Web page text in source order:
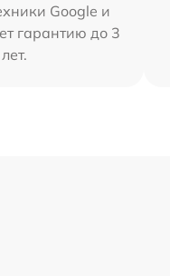
Google и
гарантию до 3
лет.